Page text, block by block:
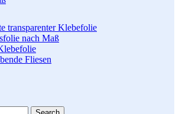
transparenter Klebefolie
nach Maß
Fliesen